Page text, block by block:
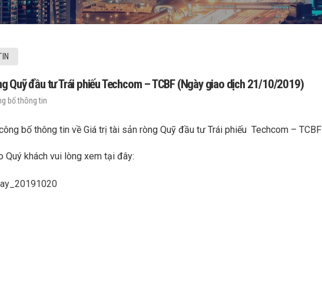
Quỹ đầu tư Trái phiếu Techcom – TCBF (Ngày giao dịch 21/10/2019)
bố thông tin
bố thông tin về Giá trị tài sản ròng Quỹ đầu tư Trái phiếu Techcom –
Quý khách vui lòng xem tại đây: